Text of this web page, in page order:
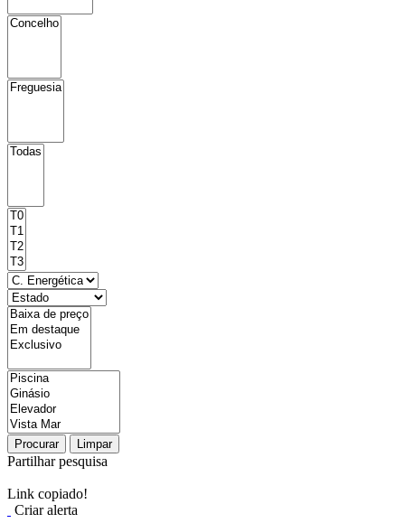
Procurar Limpar
Partilhar pesquisa
Link copiado!
Criar alerta